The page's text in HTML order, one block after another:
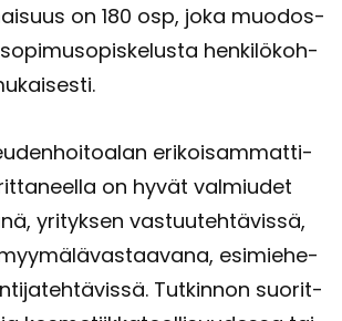
on 180 osp, joka muo­dos­
hen­ki­lö­koh­
eri­koi­sam­mat­ti­
on hyvät val­miu­det
yri­tyk­sen vas­tuu­teh­tä­vis­sä,
esi­mie­he­
Tut­kin­non suo­rit­